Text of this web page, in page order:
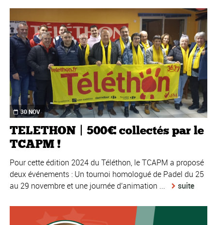
30 NOV
TELETHON | 500€ collectés par le
TCAPM !
Pour cette édition 2024 du Téléthon, le TCAPM a proposé
deux événements : Un tournoi homologué de Padel du 25
au 29 novembre et une journée d'animation ...
suite